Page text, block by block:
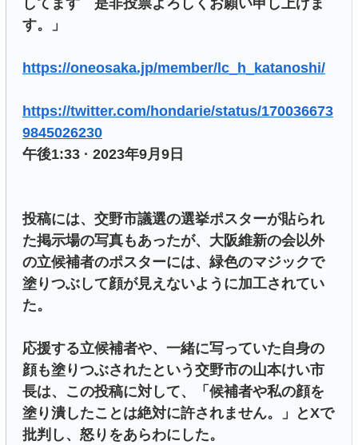
してます 是非投票よろしくお願い申し上げま
す。」
https://oneosaka.jp/member/lc_h_katanoshi/
https://twitter.com/hondarie/status/170036673
9845026230
午後1:33 · 2023年9月9日
投稿には、交野市議選の選挙ポスターが貼られ
た掲示場の写真もあったが、大阪維新の会以外
の立候補者のポスターには、緑色のマジックで
塗りつぶして顔が見えないように加工されてい
た。
応援する立候補者や、一緒に写っていた自身の
顔も塗りつぶされたという交野市の山本けい市
長は、この投稿に対して、「候補者や私の顔を
塗り潰したことは絶対に許されません。」とXで
批判し、怒りをあらわにした。